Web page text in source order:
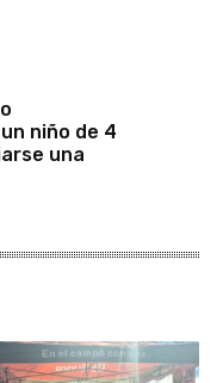
niño de 4
una